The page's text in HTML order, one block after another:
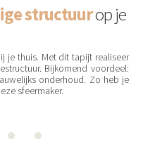
structuurop je
je thuis. Met dit tapijt realiseer
Bijkomend voordeel:
onderhoud. Zo heb je
sfeermaker.